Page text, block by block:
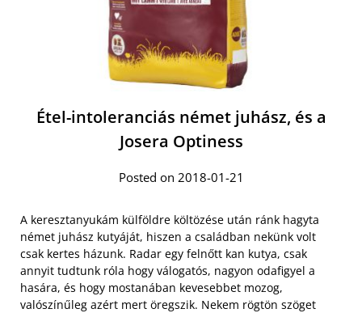
Étel-intoleranciás német juhász, és a
Josera Optiness
Posted on 2018-01-21
A keresztanyukám külföldre költözése után ránk hagyta
német juhász kutyáját, hiszen a családban nekünk volt
csak kertes házunk. Radar egy felnőtt kan kutya, csak
annyit tudtunk róla hogy válogatós, nagyon odafigyel a
hasára, és hogy mostanában kevesebbet mozog,
valószínűleg azért mert öregszik. Nekem rögtön szöget